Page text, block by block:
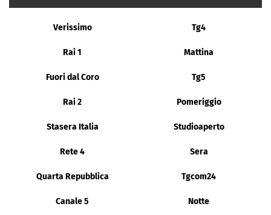
Verissimo Tg4
Rai 1 Mattina
Fuori dal Coro Tg5
Rai 2 Pomeriggio
Stasera Italia Studioaperto
Rete 4 Sera
Quarta Repubblica Tgcom24
Canale 5 Notte